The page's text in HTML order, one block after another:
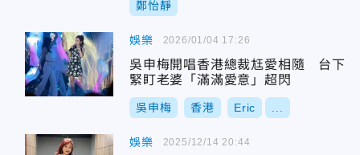
鄭怡靜
娛樂
吳申梅開唱香港總裁尪愛相隨 台下
緊盯老婆「滿滿愛意」超閃
吳申梅 香港 Eric
2026/01/04 17:26
娛樂 2025/12/14 20:44